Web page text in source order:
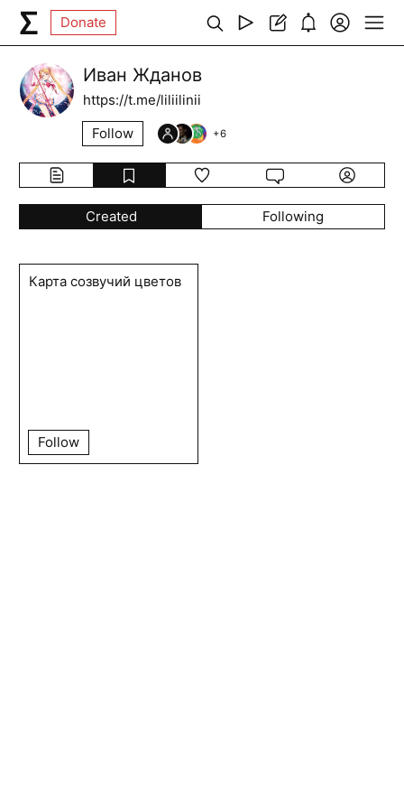
Donate
Иван Жданов
https://t.me/liliilinii
Follow
+6
Created Following
Карта созвучий цветов
Follow